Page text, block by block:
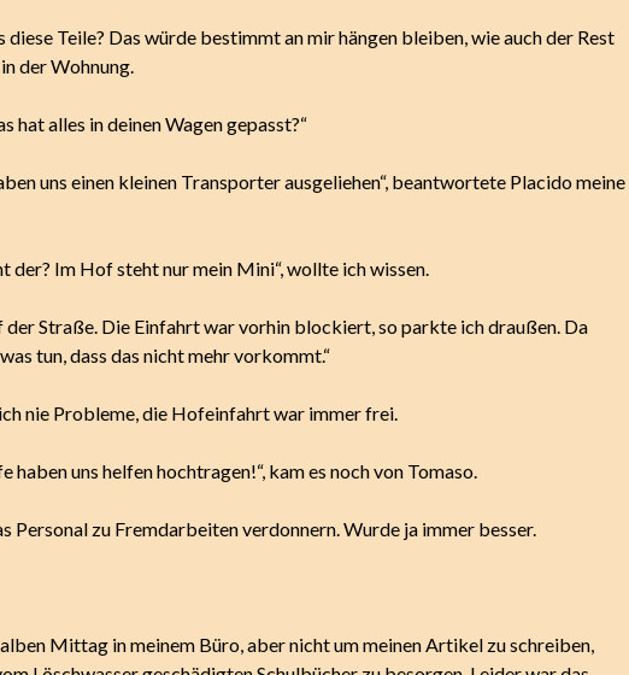
diese Teile? Das würde bestimmt an mir hängen bleiben, wie auch der Rest
der Wohnung.
hat alles in deinen Wagen gepasst?“
uns einen kleinen Transporter ausgeliehen“, beantwortete Placido meine
der? Im Hof steht nur mein Mini“, wollte ich wissen.
der Straße. Die Einfahrt war vorhin blockiert, so parkte ich draußen. Da
tun, dass das nicht mehr vorkommt.“
nie Probleme, die Hofeinfahrt war immer frei.
haben uns helfen hochtragen!“, kam es noch von Tomaso.
Personal zu Fremdarbeiten verdonnern. Wurde ja immer besser.
Mittag in meinem Büro, aber nicht um meinen Artikel zu schreiben,